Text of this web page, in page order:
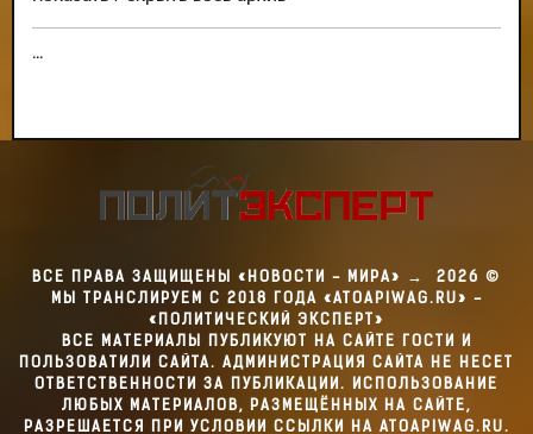
...
ВСЕ ПРАВА ЗАЩИЩЕНЫ «НОВОСТИ - МИРА» → 2026 ©
МЫ ТРАНСЛИРУЕМ С 2018 ГОДА «ATOAPIWAG.RU» -
«ПОЛИТИЧЕСКИЙ ЭКСПЕРТ»
ВСЕ МАТЕРИАЛЫ ПУБЛИКУЮТ НА САЙТЕ ГОСТИ И
ПОЛЬЗОВАТИЛИ САЙТА. АДМИНИСТРАЦИЯ САЙТА НЕ НЕСЕТ
ОТВЕТСТВЕННОСТИ ЗА ПУБЛИКАЦИИ. ИСПОЛЬЗОВАНИЕ
ЛЮБЫХ МАТЕРИАЛОВ, РАЗМЕЩЁННЫХ НА САЙТЕ,
РАЗРЕШАЕТСЯ ПРИ УСЛОВИИ ССЫЛКИ НА ATOAPIWAG.RU.